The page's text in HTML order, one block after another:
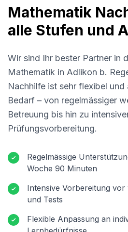
Mathematik
alle Stufen und
Wir sind Ihr bester Partner in
Mathematik in Adlikon b.
Nachhilfe ist sehr flexibel und
Bedarf – von regelmässiger
Betreuung bis hin zu
Prüfungsvorbereitung.
Regelmässige
Woche 90 Minuten
Intensive Vorbereitung
und Tests
Flexible Anpassung an